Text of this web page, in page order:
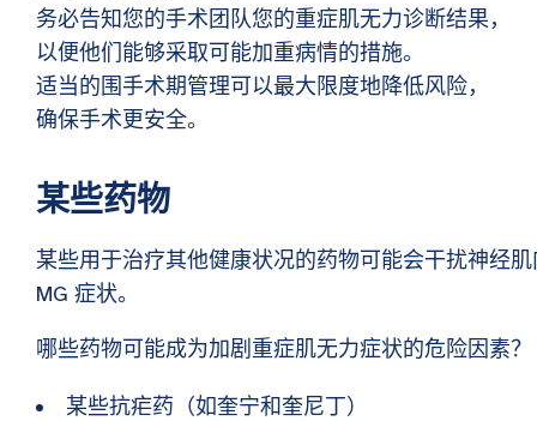
务必告知您的手术团队您的重症肌无力诊断结果，
以便他们能够采取可能加重病情的措施。
适当的围手术期管理可以最大限度地降低风险，
确保手术更安全。
某些药物
某些用于治疗其他健康状况的药物可能会干扰神经
MG 症状。
哪些药物可能成为加剧重症肌无力症状的危险因素？
某些抗疟药（如奎宁和奎尼丁）